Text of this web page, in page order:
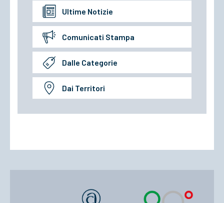
Ultime Notizie
Comunicati Stampa
Dalle Categorie
Dai Territori